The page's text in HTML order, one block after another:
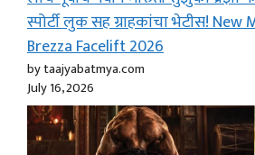
स्पोर्टी लुक सह ग्राहकांचा भेटीस!
Brezza Facelift 2026
by taajyabatmya.com
July 16, 2026